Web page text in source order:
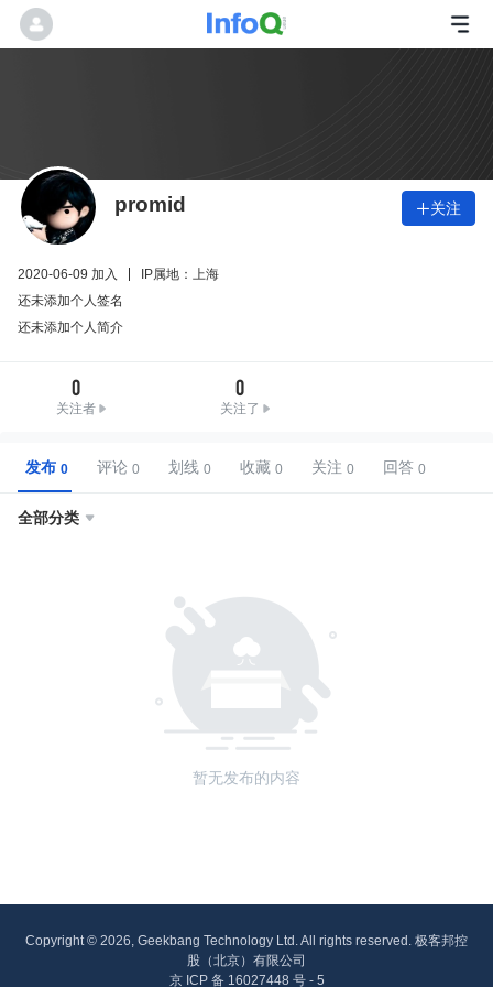
promid 关注
2020-06-09 加入
IP属地：上海
还未添加个人签名
还未添加个人简介
0
关注者
0
关注了
发布 评论 划线 收藏 关注 回答
全部分类 
暂无发布的内容
Copyright © 2026, Geekbang Technology Ltd. All rights reserved. 极客邦控
股（北京）有限公司
京 ICP 备 16027448 号 - 5